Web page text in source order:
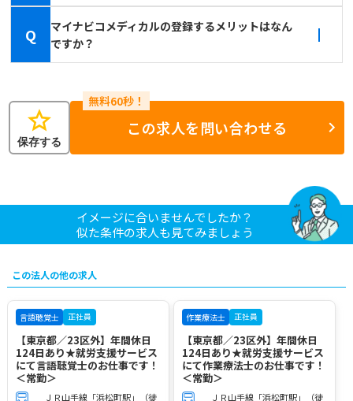
Q
マイナビコメディカルの登録するメリットはなん
ですか？
star
保存する
この求人を問い合わせる
イメージに合いませんでしたか？
似た条件の求人も見てみましょう
この法人の他の求人
言語聴覚士 正社員
【東京都／23区外】年間休日
124日あり★就労支援サービス
にて言語聴覚士のお仕事です！
＜常勤＞
ＪＲ山手線「浜松町駅」（徒
作業療法士 正社員
【東京都／23区外】年間休日
124日あり★就労支援サービス
にて作業療法士のお仕事です！
＜常勤＞
ＪＲ山手線「浜松町駅」（徒